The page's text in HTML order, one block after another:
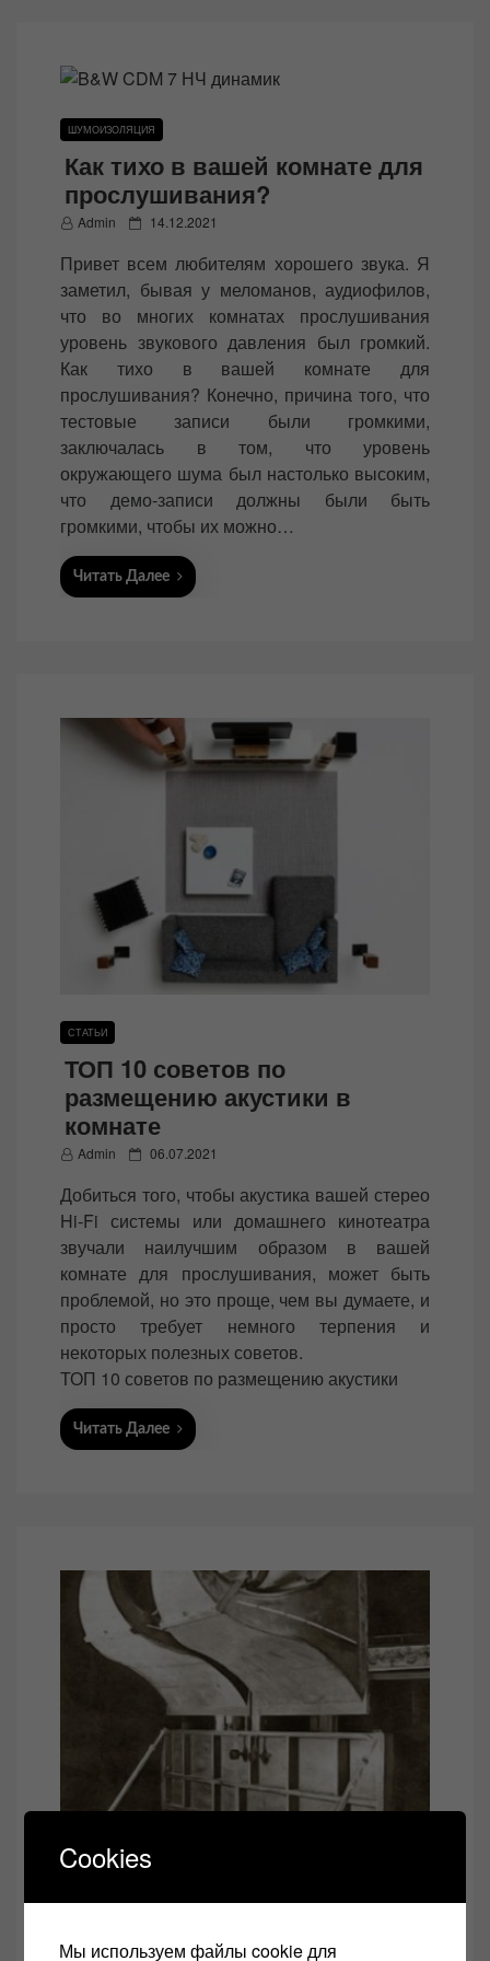
ШУМОИЗОЛЯЦИЯ
Как тихо в вашей комнате для
прослушивания?
Admin
P
s
t
e
d
o
n
14.12.2021
Привет всем любителям хорошего звука. Я
заметил, бывая у меломанов, аудиофилов,
что во многих комнатах прослушивания
уровень звукового давления был громкий.
Как тихо в вашей комнате для
прослушивания? Конечно, причина того, что
тестовые записи были громкими,
заключалась в том, что уровень
окружающего шума был настолько высоким,
что демо-записи должны были быть
громкими, чтобы их можно…
Читать Далее
СТАТЬИ
ТОП 10 советов по
размещению акустики в
комнате
Admin
P
s
t
e
d
o
n
06.07.2021
Добиться того, чтобы акустика вашей стерео
Hi-Fi системы или домашнего кинотеатра
звучали наилучшим образом в вашей
комнате для прослушивания, может быть
проблемой, но это проще, чем вы думаете, и
просто требует немного терпения и
некоторых полезных советов.
ТОП 10 советов по размещению акустики
Читать Далее
прослушивания
Cookies
Мы используем файлы cookie для